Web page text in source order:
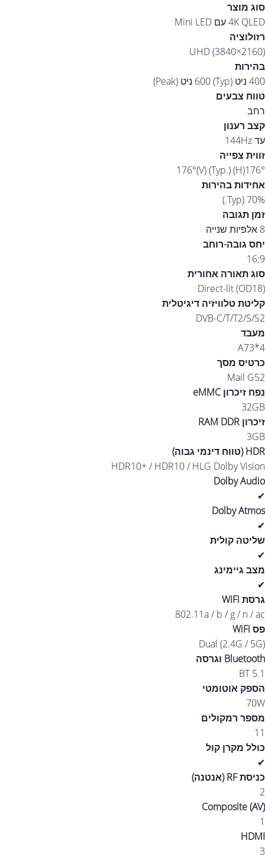
סוג מוצר
4K QLED עם Mini LED
רזולוציה
UHD (3840×2160)
בהירות
400 ניט (Typ) 600 ניט (Peak)
טווח צבעים
רחב
קצב רענון
עד 144Hz
זווית צפייה
176°(H) 176°(V) (Typ.)
אחידות בהירות
70% (Typ.)
זמן תגובה
8 אלפיות שנייה
יחס גובה-רוחב
16:9
סוג תאורה אחורית
Direct-lit (OD18)
קליטת טלוויזיה דיגיטלית
DVB-C/T/T2/S/S2
מעבד
A73*4
כרטיס מסך
Mail G52
נפח זיכרון eMMC
32GB
זיכרון RAM DDR
3GB
HDR (טווח דינמי גבוה)
HDR10+ / HDR10 / HLG Dolby Vision
Dolby Audio
✔
Dolby Atmos
✔
שליטה קולית
✔
מצב גיימינג
✔
גרסת WiFi
802.11a / b / g / n / ac
פס WiFi
Dual (2.4G / 5G)
Bluetooth וגרסה
BT 5.1
הספק אוטומטי
70W
מספר רמקולים
11
כולל מקרן קול
✔
כניסת RF (אנטנה)
2
Composite (AV)
1
HDMI
3